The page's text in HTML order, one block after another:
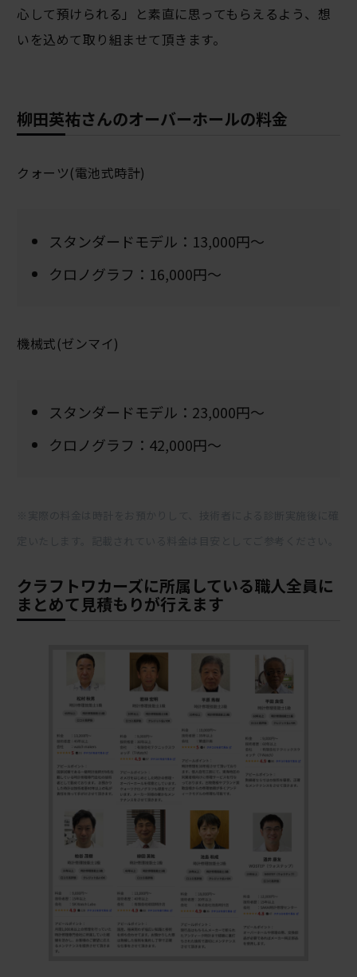
心して預けられる」と素直に思ってもらえるよう、想
いを込めて取り組ませて頂きます。
柳田英祐さんのオーバーホールの料金
クォーツ(電池式時計)
スタンダードモデル：13,000円～
クロノグラフ：16,000円～
機械式(ゼンマイ)
スタンダードモデル：23,000円～
クロノグラフ：42,000円～
クラフトワカーズに所属している職人全員に
まとめて見積もりが行えます